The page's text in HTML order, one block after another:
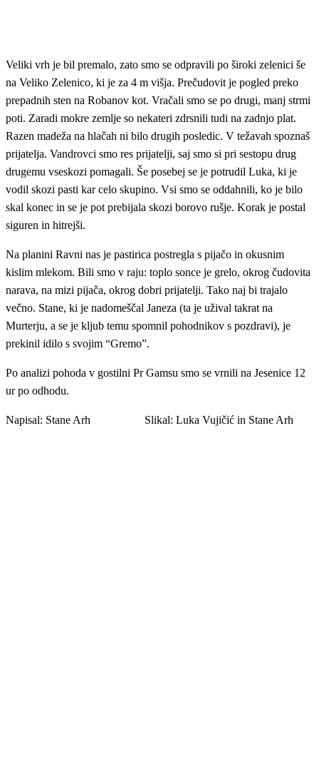
Veliki vrh je bil premalo, zato smo se odpravili po široki zelenici še
na Veliko Zelenico, ki je za 4 m višja. Prečudovit je pogled preko
prepadnih sten na Robanov kot. Vračali smo se po drugi, manj strmi
poti. Zaradi mokre zemlje so nekateri zdrsnili tudi na zadnjo plat.
Razen madeža na hlačah ni bilo drugih posledic. V težavah spoznaš
prijatelja. Vandrovci smo res prijatelji, saj smo si pri sestopu drug
drugemu vseskozi pomagali. Še posebej se je potrudil Luka, ki je
vodil skozi pasti kar celo skupino. Vsi smo se oddahnili, ko je bilo
skal konec in se je pot prebijala skozi borovo rušje. Korak je postal
siguren in hitrejši.
Na planini Ravni nas je pastirica postregla s pijačo in okusnim
kislim mlekom. Bili smo v raju: toplo sonce je grelo, okrog čudovita
narava, na mizi pijača, okrog dobri prijatelji. Tako naj bi trajalo
večno. Stane, ki je nadomeščal Janeza (ta je užival takrat na
Murterju, a se je kljub temu spomnil pohodnikov s pozdravi), je
prekinil idilo s svojim “Gremo”.
Po analizi pohoda v gostilni Pr Gamsu smo se vrnili na Jesenice 12
ur po odhodu.
Napisal: Stane Arh Slikal: Luka Vujičić in Stane Arh